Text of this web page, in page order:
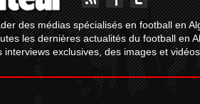
des médias spécialisés en football en
les dernières actualités du football en
interviews exclusives, des images et